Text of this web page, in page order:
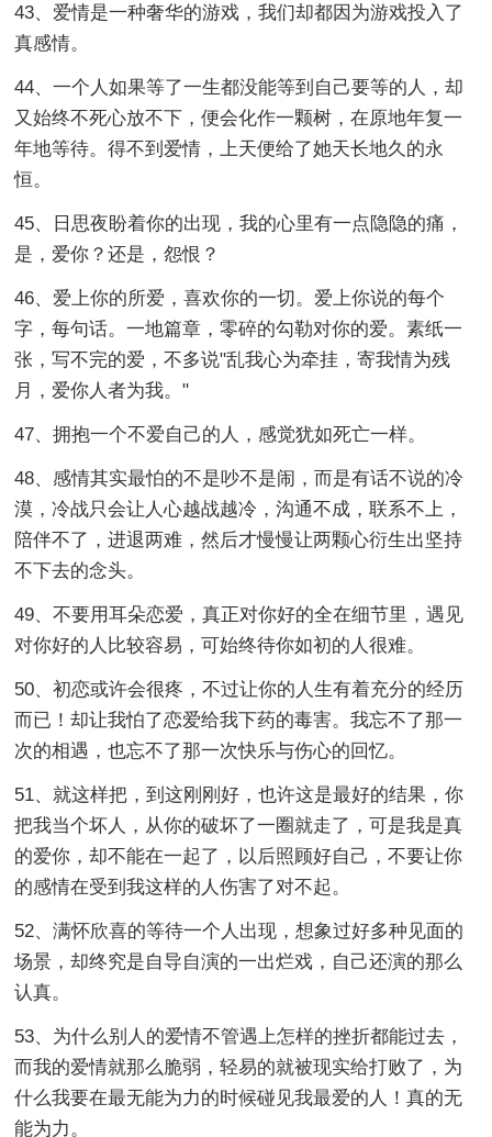
43、爱情是一种奢华的游戏，我们却都因为游戏投入了
真感情。
44、一个人如果等了一生都没能等到自己要等的人，却
又始终不死心放不下，便会化作一颗树，在原地年复一
年地等待。得不到爱情，上天便给了她天长地久的永
恒。
45、日思夜盼着你的出现，我的心里有一点隐隐的痛，
是，爱你？还是，怨恨？
46、爱上你的所爱，喜欢你的一切。爱上你说的每个
字，每句话。一地篇章，零碎的勾勒对你的爱。素纸一
张，写不完的爱，不多说"乱我心为牵挂，寄我情为残
月，爱你人者为我。"
47、拥抱一个不爱自己的人，感觉犹如死亡一样。
48、感情其实最怕的不是吵不是闹，而是有话不说的冷
漠，冷战只会让人心越战越冷，沟通不成，联系不上，
陪伴不了，进退两难，然后才慢慢让两颗心衍生出坚持
不下去的念头。
49、不要用耳朵恋爱，真正对你好的全在细节里，遇见
对你好的人比较容易，可始终待你如初的人很难。
50、初恋或许会很疼，不过让你的人生有着充分的经历
而已！却让我怕了恋爱给我下药的毒害。我忘不了那一
次的相遇，也忘不了那一次快乐与伤心的回忆。
51、就这样把，到这刚刚好，也许这是最好的结果，你
把我当个坏人，从你的破坏了一圈就走了，可是我是真
的爱你，却不能在一起了，以后照顾好自己，不要让你
的感情在受到我这样的人伤害了对不起。
52、满怀欣喜的等待一个人出现，想象过好多种见面的
场景，却终究是自导自演的一出烂戏，自己还演的那么
认真。
53、为什么别人的爱情不管遇上怎样的挫折都能过去，
而我的爱情就那么脆弱，轻易的就被现实给打败了，为
什么我要在最无能为力的时候碰见我最爱的人！真的无
能为力。